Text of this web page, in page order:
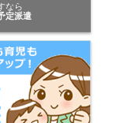
なら
定派遣